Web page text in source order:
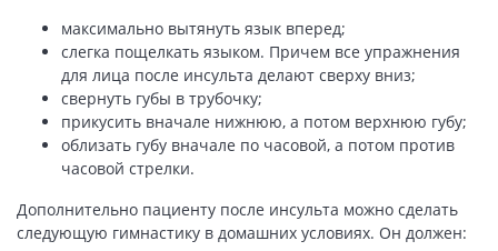
максимально вытянуть язык вперед;
слегка пощелкать языком. Причем все упражнения
для лица после инсульта делают сверху вниз;
свернуть губы в трубочку;
прикусить вначале нижнюю, а потом верхнюю губу;
облизать губу вначале по часовой, а потом против
часовой стрелки.
Дополнительно пациенту после инсульта можно сделать
следующую гимнастику в домашних условиях. Он должен: